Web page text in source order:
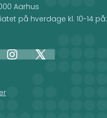
Aarhus
på hverdage kl. 10-14 på:
Instagram
X